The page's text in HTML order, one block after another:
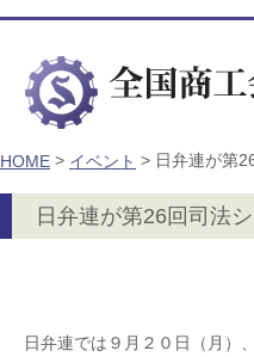
HOME > イベント > 日弁連が第
日弁連が第26回司法
日弁連では９月２０日（月）